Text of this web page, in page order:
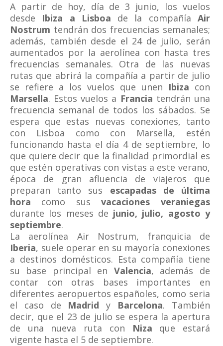
A partir de hoy, día de 3 junio, los vuelos
desde Ibiza a Lisboa de la compañía Air
Nostrum tendrán dos frecuencias semanales;
además, también desde el 24 de julio, serán
aumentados por la aerolínea con hasta tres
frecuencias semanales. Otra de las nuevas
rutas que abrirá la compañía a partir de julio
se refiere a los vuelos que unen Ibiza con
Marsella. Estos vuelos a Francia tendrán una
frecuencia semanal de todos los sábados. Se
espera que estas nuevas conexiones, tanto
con Lisboa como con Marsella, estén
funcionando hasta el día 4 de septiembre, lo
que quiere decir que la finalidad primordial es
que estén operativas con vistas a este verano,
época de gran afluencia de viajeros que
preparan tanto sus escapadas de última
hora como susvacaciones veraniegas
durante los meses de junio, julio, agosto y
septiembre.
La aerolínea Air Nostrum, franquicia de
Iberia, suele operar en su mayoría conexiones
a destinos domésticos. Esta compañía tiene
su base principal en Valencia, además de
contar con otras bases importantes en
diferentes aeropuertos españoles, como seria
el caso de Madrid y Barcelona. También
decir, que el 23 de julio se espera la apertura
de una nueva ruta con
Niza que estará
vigente hasta el 5 de septiembre.